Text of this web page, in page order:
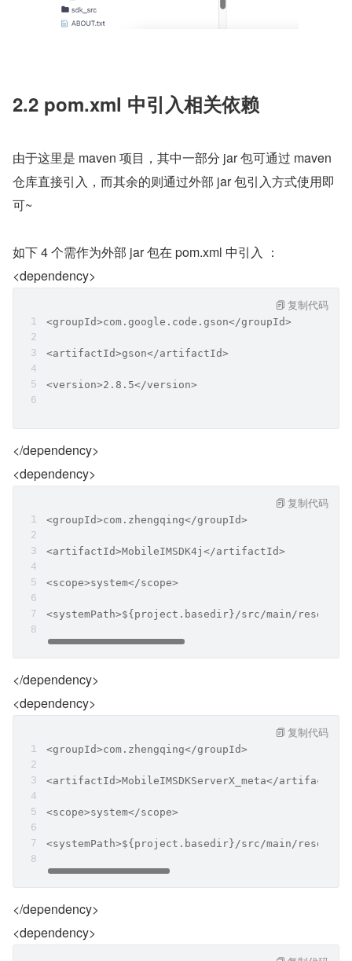
2.2 pom.xml 中引入相关依赖
由于这里是 maven 项目，其中一部分 jar 包可通过 maven
仓库直接引入，而其余的则通过外部 jar 包引入方式使用即
可~
如下 4 个需作为外部 jar 包在 pom.xml 中引入 ：
<dependency>
<groupId>com.google.code.gson</groupId>
<artifactId>gson</artifactId>
<version>2.8.5</version>
复制代码
</dependency>
<dependency>
<groupId>com.zhengqing</groupId>
<artifactId>MobileIMSDK4j</artifactId>
<scope>system</scope>
<systemPath>${project.basedir}/src/main/
复制代码
</dependency>
<dependency>
<groupId>com.zhengqing</groupId>
<artifactId>MobileIMSDKServerX_meta</artifactId>
<scope>system</scope>
<systemPath>${project.basedir}/src/main/
复制代码
</dependency>
<dependency>